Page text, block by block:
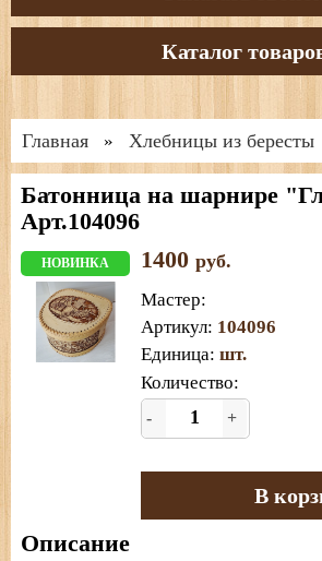
Каталог
Главная » Хлебницы из бересты
Батонница на шарнире
Арт.104096
НОВИНКА 1400 руб.
Мастер:
Артикул: 104096
Единица: шт.
Количество:
- +
В
Описание